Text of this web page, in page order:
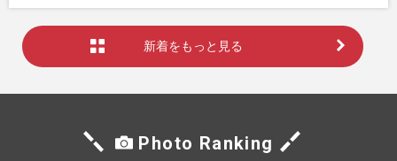
新着をもっと見る
Photo Ranking